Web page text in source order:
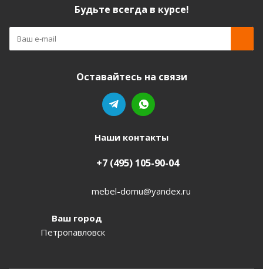
Будьте всегда в курсе!
Оставайтесь на связи
Наши контакты
+7 (495) 105-90-04
mebel-domu@yandex.ru
Ваш город
Петропавловск